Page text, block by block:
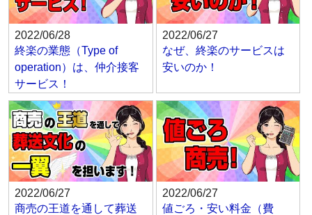
2022/06/28
終楽の業態（Type of
operation）は、仲介接客
サービス！
2022/06/27
なぜ、終楽のサービスは
安いのか！
2022/06/27
商売の王道を通して葬送
2022/06/27
値ごろ・安い料金（費